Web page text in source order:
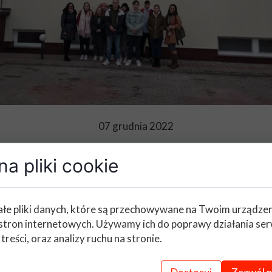
07 grudnia 2022
wyposażenie gastronomiczne?
pojechali do restauracji Złota Podkowa
praktycznych z technologii gastronomicznej.
do Złotej Podkowy we
pliki cookie
pliki danych, które są przechowywane na Twoim
internetowych. Używamy ich do poprawy działania
oraz analizy ruchu na stronie.